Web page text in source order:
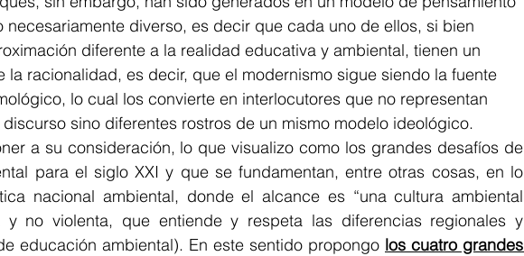
necesariamente diverso, es decir que cada uno de ellos, si bien
diferente a la realidad educativa y ambiental, tienen un
la racionalidad, es decir, que el modernismo sigue siendo la fuente
lo cual los convierte en interlocutores que no representan
sino diferentes rostros de un mismo modelo ideológico.
para el siglo XXI y que se fundamentan, entre otras cosas, en lo
nacional ambiental, donde el alcance es “una cultura ambiental
y no violenta, que entiende y respeta las diferencias regionales y
educación ambiental). En este sentido propongo los cuatro grandes